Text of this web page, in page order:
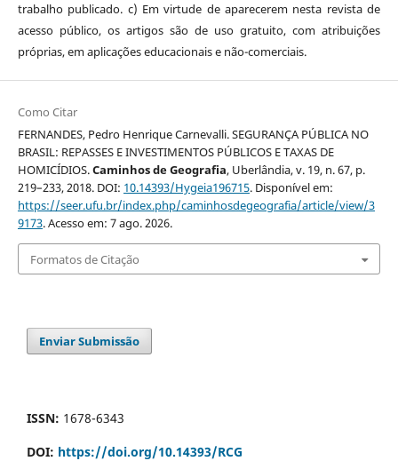
trabalho publicado. c) Em virtude de aparecerem nesta revista de
acesso público, os artigos são de uso gratuito, com atribuições
próprias, em aplicações educacionais e não-comerciais.
Como Citar
FERNANDES, Pedro Henrique Carnevalli. SEGURANÇA PÚBLICA NO
BRASIL: REPASSES E INVESTIMENTOS PÚBLICOS E TAXAS DE
HOMICÍDIOS.Caminhos de Geografia, Uberlândia, v. 19, n. 67, p.
219–233, 2018. DOI: 10.14393/Hygeia196715. Disponível em:
https://seer.ufu.br/index.php/caminhosdegeografia/article/view/3
9173. Acesso em: 7 ago. 2026.
Formatos de Citação
Enviar Submissão
ISSN: 1678-6343
DOI: https://doi.org/10.14393/RCG